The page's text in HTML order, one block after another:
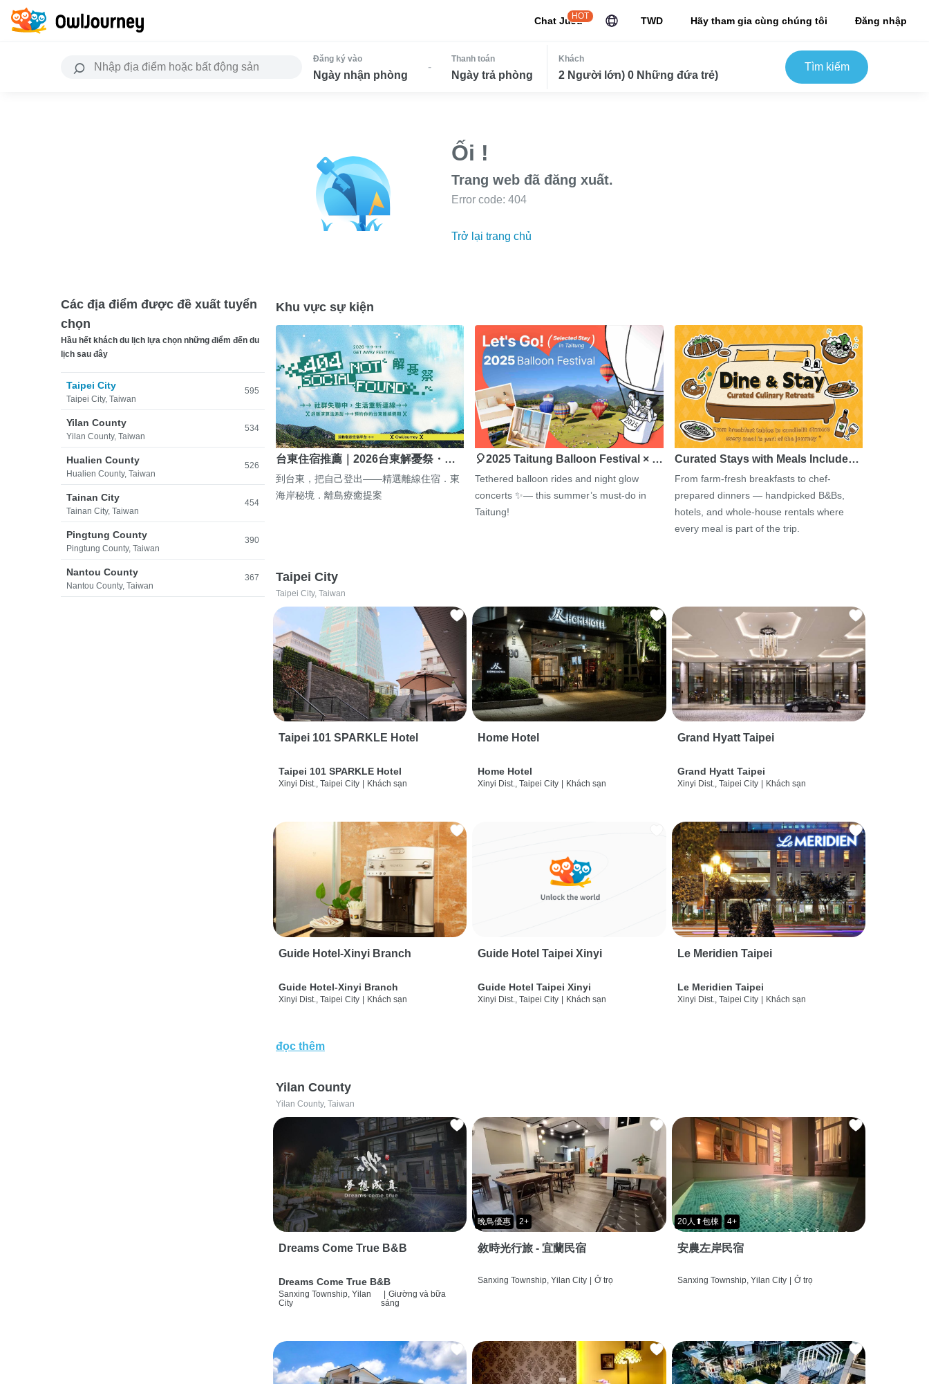
Chat JuJu
HOT TWD Hãy tham gia cùng chúng tôi Đăng nhập
Đăng ký vào
Ngày nhận phòng
-
Thanh toán
Ngày trả phòng
Khách
2 Người lớn) 0 Những đứa trẻ)
Tìm kiếm
Ối !
Trang web đã đăng xuất.
Error code: 404
Trở lại trang chủ
Các địa điểm được đề xuất tuyển
chọn
Hầu hết khách du lịch lựa chọn những điểm đến du
lịch sau đây
Taipei City
Taipei City, Taiwan
595
Yilan County
Yilan County, Taiwan
534
Hualien County
Hualien County, Taiwan
526
Tainan City
Tainan City, Taiwan
454
Pingtung County
Pingtung County, Taiwan
390
Nantou County
Nantou County, Taiwan
367
Khu vực sự kiện
台東住宿推薦｜2026台東解憂祭・…
到台東，把自己登出——精選離線住宿．東
海岸秘境．離島療癒提案
🎈2025 Taitung Balloon Festival × …
Tethered balloon rides and night glow
concerts ✨— this summer’s must-do in
Taitung!
Curated Stays with Meals Include…
From farm-fresh breakfasts to chef-
prepared dinners — handpicked B&Bs,
hotels, and whole-house rentals where
every meal is part of the trip.
Taipei City
Taipei City, Taiwan
Taipei 101 SPARKLE Hotel
Taipei 101 SPARKLE Hotel
Xinyi Dist., Taipei City Khách sạn
Home Hotel
Home Hotel
Xinyi Dist., Taipei City Khách sạn
Grand Hyatt Taipei
Grand Hyatt Taipei
Xinyi Dist., Taipei City Khách sạn
Guide Hotel-Xinyi Branch
Guide Hotel-Xinyi Branch
Xinyi Dist., Taipei City | Khách sạn
Guide Hotel Taipei Xinyi
Guide Hotel Taipei Xinyi
Xinyi Dist., Taipei City | Khách sạn
Le Meridien Taipei
Le Meridien Taipei
Xinyi Dist., Taipei City | Khách sạn
đọc thêm
Yilan County
Yilan County, Taiwan
Dreams Come True B&B
Dreams Come True B&B
Sanxing Township, Yilan
City
| Giường và bữa
sáng
晚鳥優惠 2+
敘時光行旅 - 宜蘭民宿
Sanxing Township, Yilan City | Ở trọ
20人⬆包棟 4+
安農左岸民宿
Sanxing Township, Yilan City | Ở trọ